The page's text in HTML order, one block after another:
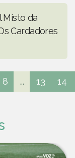
Misto da
Cardadores
8 ... 13 14